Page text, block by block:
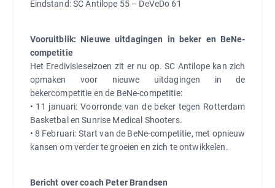
Eindstand: SC Antilope 55 – DeVeDo 61
Vooruitblik: Nieuwe uitdagingen in beker en BeNe-
competitie
Het Eredivisieseizoen zit er nu op. SC Antilope kan zich
opmaken voor nieuwe uitdagingen in de
bekercompetitie en de BeNe-competitie:
• 11 januari: Voorronde van de beker tegen Rotterdam
Basketbal en Sunrise Medical Shooters.
• 8 Februari: Start van de BeNe-competitie, met opnieuw
kansen om verder te groeien en zich te ontwikkelen.
Bericht over coach Peter Brandsen